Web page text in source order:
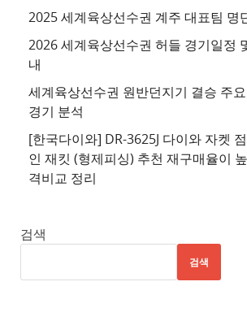
트
천
사
이
트
천
사
2025 세계육상선수권 계주 대표팀 명
2026 세계육상선수권 허들 경기일정
내
세계육상선수권 원반던지기 결승 주
경기 분석
[한국다이와] DR-3625J 다이와 자켓
인 재킷 (형제피싱) 추천 재구매율이
격비교 정리
검색
검색